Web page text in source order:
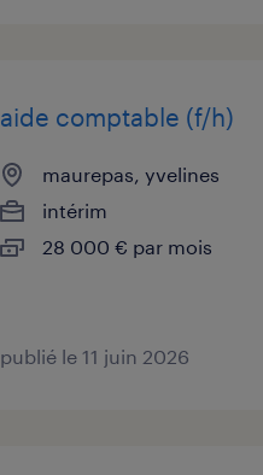
aide comptable (f/h)
maurepas, yvelines
intérim
28 000 € par mois
publié le 11 juin 2026